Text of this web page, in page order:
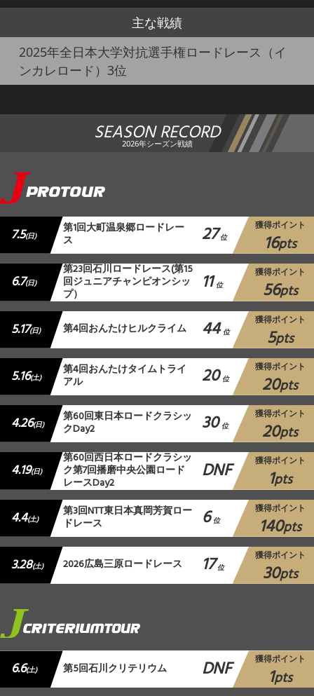
主な戦績
2025年全日本大学対抗選手権ロードレース（イ
ンカレロード）3位
SEASON RECORD
2026年シーズン戦績
7.5(日) 第1回大町温泉郷ロードレー
ス 27 位
獲得ポイント
16pts
6.7(日)
第23回石川ロードレース(第15
回ジュニアチャンピオンシッ
プ） 11 位
獲得ポイント
56pts
5.17(日) 第4回おんたけヒルクライム 44 位
獲得ポイント
5pts
5.16(土) 第4回おんたけタイムトライ
アル 20 位
獲得ポイント
20pts
4.26(日) 第60回東日本ロードクラシッ
クDay2 30 位
獲得ポイント
20pts
4.19(日)
第60回西日本ロードクラシッ
ク第7回播磨中央公園ロード
レースDay2 DNF 獲得ポイント
1pts
4.4(土) 第3回NTT東日本真岡芳賀ロー
ドレース 6 位
獲得ポイント
140pts
3.28(土) 2026広島三原ロードレース 17 位
獲得ポイント
30pts
6.6(土) 第5回石川クリテリウム DNF 獲得ポイント
1pts